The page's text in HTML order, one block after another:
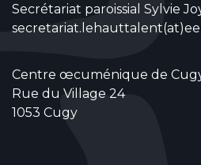
Secrétariat paroissial Sylvie
Centre œcuménique de
Rue du Village 24
1053 Cugy